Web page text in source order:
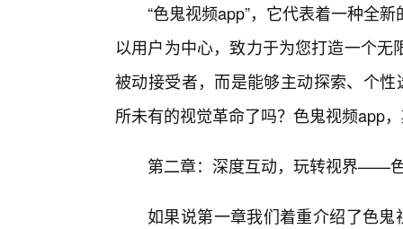
“色鬼视频app”，它代表着一种全
以用户为中心，致力于为您打造一个
被动接受者，而是能够主动探索、个
所未有的视觉革命了吗？色鬼视频app
第二章：深度互动，玩转视界——
如果说第一章我们着重介绍了色